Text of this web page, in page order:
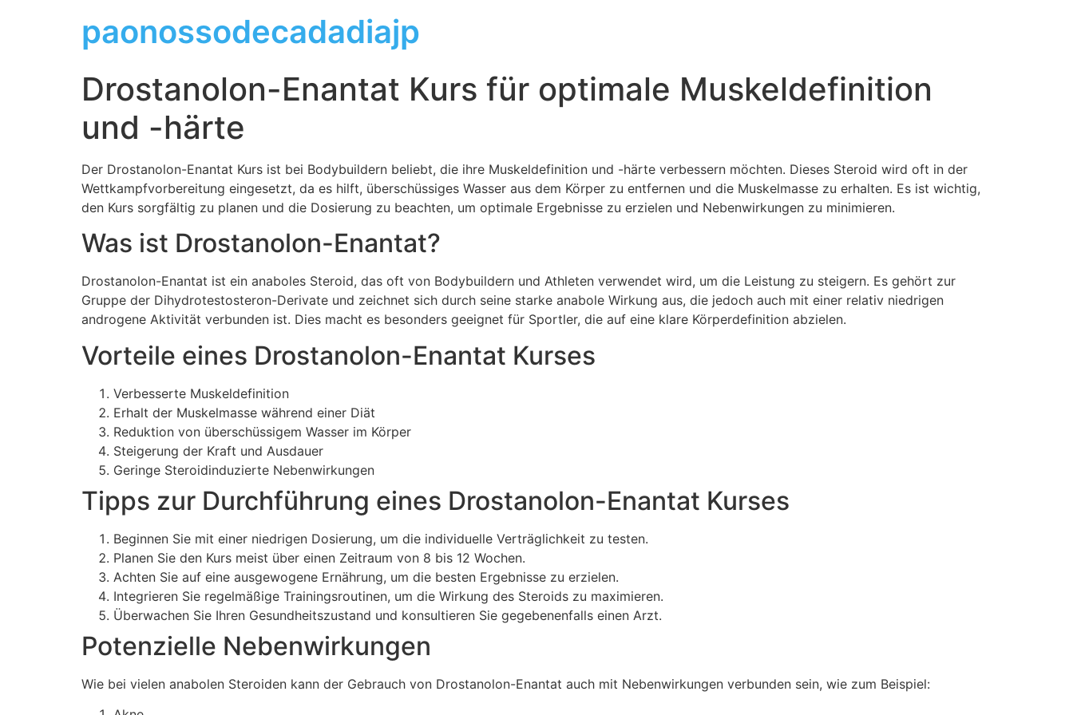
paonossodecadadiajp
Drostanolon-Enantat Kurs für optimale Muskeldefinition
und -härte
Der Drostanolon-Enantat Kurs ist bei Bodybuildern beliebt, die ihre Muskeldefinition und -härte verbessern möchten. Dieses Steroid wird oft in der
Wettkampfvorbereitung eingesetzt, da es hilft, überschüssiges Wasser aus dem Körper zu entfernen und die Muskelmasse zu erhalten. Es ist wichtig,
den Kurs sorgfältig zu planen und die Dosierung zu beachten, um optimale Ergebnisse zu erzielen und Nebenwirkungen zu minimieren.
Was ist Drostanolon-Enantat?
Drostanolon-Enantat ist ein anaboles Steroid, das oft von Bodybuildern und Athleten verwendet wird, um die Leistung zu steigern. Es gehört zur
Gruppe der Dihydrotestosteron-Derivate und zeichnet sich durch seine starke anabole Wirkung aus, die jedoch auch mit einer relativ niedrigen
androgene Aktivität verbunden ist. Dies macht es besonders geeignet für Sportler, die auf eine klare Körperdefinition abzielen.
Vorteile eines Drostanolon-Enantat Kurses
Verbesserte Muskeldefinition
Erhalt der Muskelmasse während einer Diät
Reduktion von überschüssigem Wasser im Körper
Steigerung der Kraft und Ausdauer
Geringe Steroidinduzierte Nebenwirkungen
Tipps zur Durchführung eines Drostanolon-Enantat Kurses
Beginnen Sie mit einer niedrigen Dosierung, um die individuelle Verträglichkeit zu testen.
Planen Sie den Kurs meist über einen Zeitraum von 8 bis 12 Wochen.
Achten Sie auf eine ausgewogene Ernährung, um die besten Ergebnisse zu erzielen.
Integrieren Sie regelmäßige Trainingsroutinen, um die Wirkung des Steroids zu maximieren.
Überwachen Sie Ihren Gesundheitszustand und konsultieren Sie gegebenenfalls einen Arzt.
Potenzielle Nebenwirkungen
Wie bei vielen anabolen Steroiden kann der Gebrauch von Drostanolon-Enantat auch mit Nebenwirkungen verbunden sein, wie zum Beispiel: